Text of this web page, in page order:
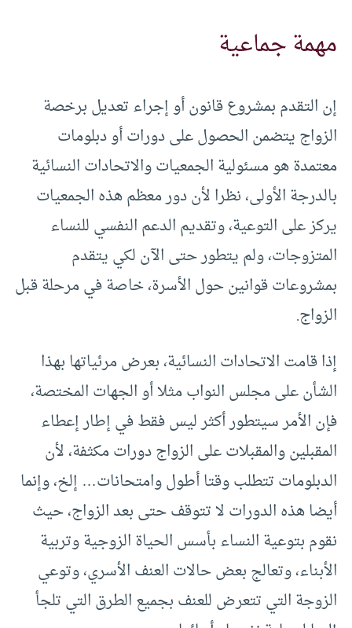
مهمة جماعية
إن التقدم بمشروع قانون أو إجراء تعديل برخصة
الزواج يتضمن الحصول على دورات أو دبلومات
معتمدة هو مسئولية الجمعيات والاتحادات النسائية
بالدرجة الأولى، نظرا لأن دور معظم هذه الجمعيات
يركز على التوعية، وتقديم الدعم النفسي للنساء
المتزوجات، ولم يتطور حتى الآن لكي يتقدم
بمشروعات قوانين حول الأسرة، خاصة في مرحلة قبل
الزواج.
إذا قامت الاتحادات النسائية، بعرض مرئياتها بهذا
الشأن على مجلس النواب مثلا أو الجهات المختصة،
فإن الأمر سيتطور أكثر ليس فقط في إطار إعطاء
المقبلين والمقبلات على الزواج دورات مكثفة، لأن
الدبلومات تتطلب وقتا أطول وامتحانات… إلخ، وإنما
أيضا هذه الدورات لا تتوقف حتى بعد الزواج، حيث
نقوم بتوعية النساء بأسس الحياة الزوجية وتربية
الأبناء، وتعالج بعض حالات العنف الأسري، وتوعي
الزوجة التي تتعرض للعنف بجميع الطرق التي تلجأ